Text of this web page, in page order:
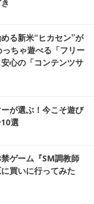
る新米“ヒカセン”が
ちゃ遊べる「フリー
心の「コンテンツサ
が選ぶ！今こそ遊び
選
ゲーム『SM調教師
買いに行ってみた